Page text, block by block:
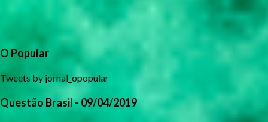
O Popular
Tweets by jornal_opopular
Questão Brasil - 09/04/2019